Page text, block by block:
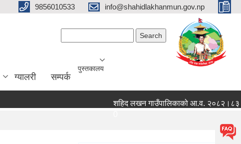
9856010533 info@shahidlakhanmun.gov.np
ग्यालरी सम्पर्क
पुस्तकालय
शहिद लखन गाउँपालिकाको आ.व. २०८२।८३ को